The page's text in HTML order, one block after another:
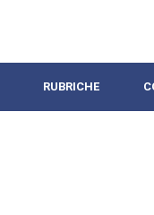
RUBRICHE